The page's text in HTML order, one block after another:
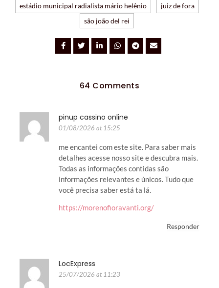
estádio municipal radialista mário helênio
juiz de fora
são joão del rei
64 Comments
pinup cassino online
01/08/2026 at 15:25
me encantei com este site. Para saber mais
detalhes acesse nosso site e descubra mais.
Todas as informações contidas são
informações relevantes e únicos. Tudo que
você precisa saber está ta lá.
https://morenofioravanti.org/
Responder
LocExpress
25/07/2026 at 11:23